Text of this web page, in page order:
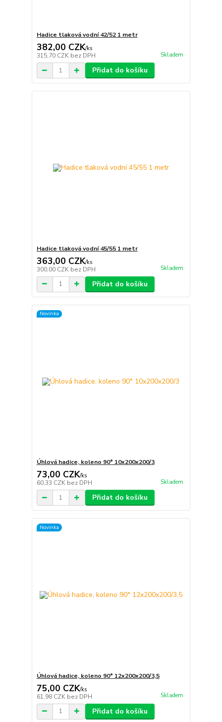
Hadice tlaková vodní 42/52 1 metr
382,00 CZK/ks
315,70 CZK bez DPH Skladem
Přidat do košíku
Hadice tlaková vodní 45/55 1 metr
363,00 CZK/ks
300,00 CZK bez DPH Skladem
Přidat do košíku
Novinka
Úhlová hadice, koleno 90° 10x200x200/3
73,00 CZK/ks
60,33 CZK bez DPH Skladem
Přidat do košíku
Novinka
Úhlová hadice, koleno 90° 12x200x200/3,5
75,00 CZK/ks
61,98 CZK bez DPH Skladem
Přidat do košíku